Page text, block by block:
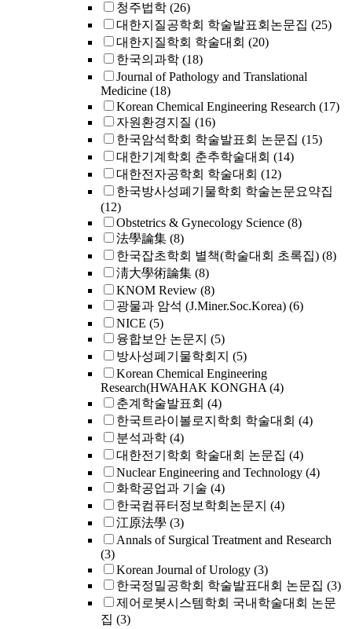
청주법학 (26)
대한지질공학회 학술발표회논문집 (25)
대한지질학회 학술대회 (20)
한국의과학 (18)
Journal of Pathology and Translational
Medicine (18)
Korean Chemical Engineering Research (17)
자원환경지질 (16)
한국암석학회 학술발표회 논문집 (15)
대한기계학회 춘추학술대회 (14)
대한전자공학회 학술대회 (12)
한국방사성폐기물학회 학술논문요약집
(12)
Obstetrics & Gynecology Science (8)
法學論集 (8)
한국잡초학회 별책(학술대회 초록집) (8)
淸大學術論集 (8)
KNOM Review (8)
광물과 암석 (J.Miner.Soc.Korea) (6)
NICE (5)
융합보안 논문지 (5)
방사성폐기물학회지 (5)
Korean Chemical Engineering
Research(HWAHAK KONGHA (4)
춘계학술발표회 (4)
한국트라이볼로지학회 학술대회 (4)
분석과학 (4)
대한전기학회 학술대회 논문집 (4)
Nuclear Engineering and Technology (4)
화학공업과 기술 (4)
한국컴퓨터정보학회논문지 (4)
江原法學 (3)
Annals of Surgical Treatment and Research
(3)
Korean Journal of Urology (3)
한국정밀공학회 학술발표대회 논문집 (3)
제어로봇시스템학회 국내학술대회 논문
집 (3)